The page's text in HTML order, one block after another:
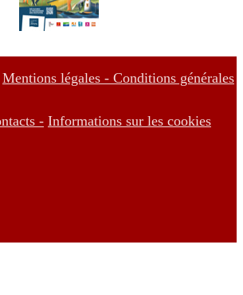
Mentions légales - Conditions générales
- Informations sur les cookies